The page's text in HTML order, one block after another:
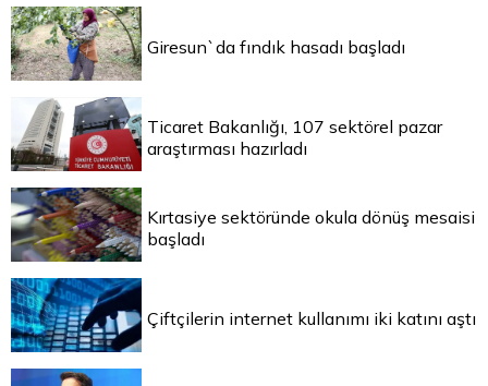
Giresun`da fındık hasadı başladı
Ticaret Bakanlığı, 107 sektörel pazar
araştırması hazırladı
Kırtasiye sektöründe okula dönüş mesaisi
başladı
Çiftçilerin internet kullanımı iki katını aştı